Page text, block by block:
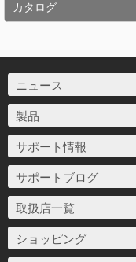
カタログ
ニュース
製品
サポート情報
サポートブログ
取扱店一覧
ショッピング